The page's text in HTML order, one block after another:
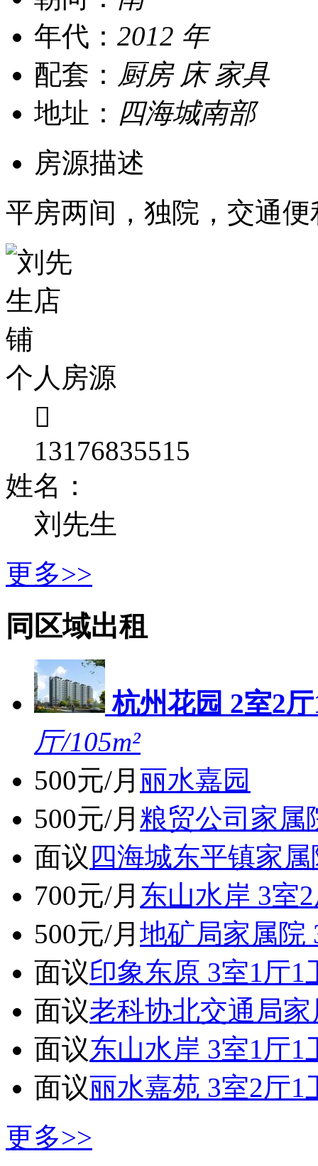
年代： 2012 年
配套： 厨房 床 家具
地址： 四海城南部
房源描述
平房两间，独院，交通
个人房源

13176835515
姓名：
刘先生
更多>>
同区域出租
杭州花园 2室2
厅/105m²
500元/月 丽水嘉园
500元/月 粮贸公司家属
面议 四海城东平镇家
700元/月 东山水岸 3室
500元/月 地矿局家属院
面议印象东原 3室1厅1
面议老科协北交通局
面议东山水岸 3室1厅1
面议丽水嘉苑 3室2厅1
更多>>